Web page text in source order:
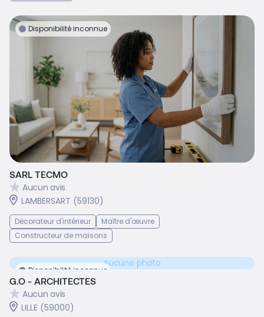
Disponibilité inconnue
SARL TECMO
Aucun avis
LAMBERSART (59130)
Décorateur d'intérieur
Maître d'œuvre
Constructeur de maisons
Disponibilité inconnue
Aucune photo
G.O - ARCHITECTES
Aucun avis
LILLE (59000)